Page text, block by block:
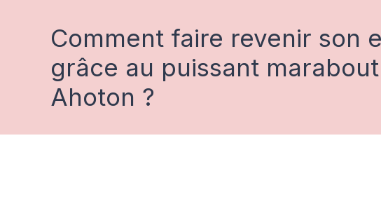
Comment faire revenir son
grâce au puissant marabout
Ahoton ?